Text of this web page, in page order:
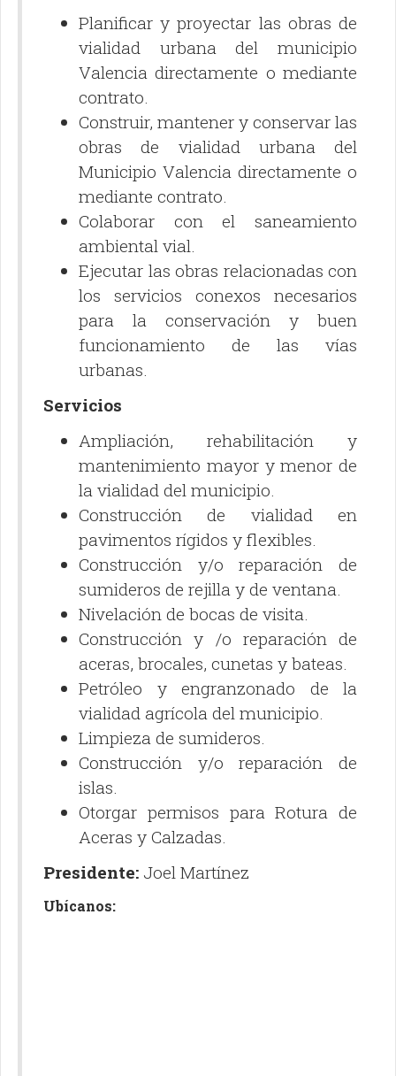
Planificar y proyectar las obras de
vialidad urbana del municipio
Valencia directamente o mediante
contrato.
Construir, mantener y conservar las
obras de vialidad urbana del
Municipio Valencia directamente o
mediante contrato.
Colaborar con el saneamiento
ambiental vial.
Ejecutar las obras relacionadas con
los servicios conexos necesarios
para la conservación y buen
funcionamiento de las vías
urbanas.
Servicios
Ampliación, rehabilitación y
mantenimiento mayor y menor de
la vialidad del municipio.
Construcción de vialidad en
pavimentos rígidos y flexibles.
Construcción y/o reparación de
sumideros de rejilla y de ventana.
Nivelación de bocas de visita.
Construcción y /o reparación de
aceras, brocales, cunetas y bateas.
Petróleo y engranzonado de la
vialidad agrícola del municipio.
Limpieza de sumideros.
Construcción y/o reparación de
islas.
Otorgar permisos para Rotura de
Aceras y Calzadas.
Presidente: Joel Martínez
Ubícanos: